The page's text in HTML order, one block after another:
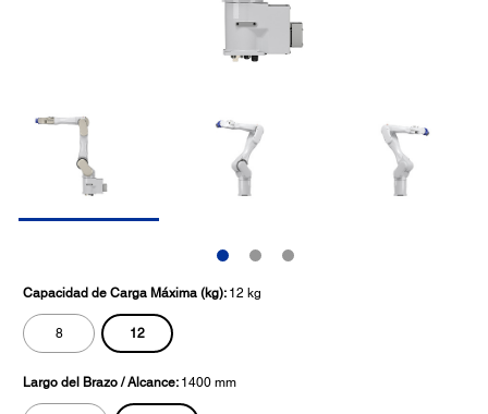
Capacidad de Carga Máxima (kg): 12 kg
8 12
Largo del Brazo / Alcance: 1400 mm